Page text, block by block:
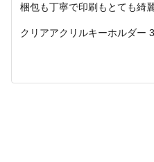
梱包も丁寧で印刷もとても綺
クリアアクリルキーホルダー